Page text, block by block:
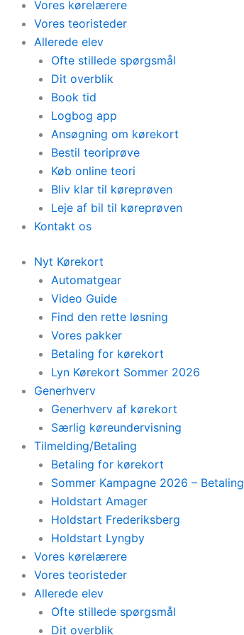
Vores kørelærere
Vores teoristeder
Allerede elev
Ofte stillede spørgsmål
Dit overblik
Book tid
Logbog app
Ansøgning om kørekort
Bestil teoriprøve
Køb online teori
Bliv klar til køreprøven
Leje af bil til køreprøven
Kontakt os
Nyt Kørekort
Automatgear
Video Guide
Find den rette løsning
Vores pakker
Betaling for kørekort
Lyn Kørekort Sommer 2026
Generhverv
Generhverv af kørekort
Særlig køreundervisning
Tilmelding/Betaling
Betaling for kørekort
Sommer Kampagne 2026 – Betaling
Holdstart Amager
Holdstart Frederiksberg
Holdstart Lyngby
Vores kørelærere
Vores teoristeder
Allerede elev
Ofte stillede spørgsmål
Dit overblik